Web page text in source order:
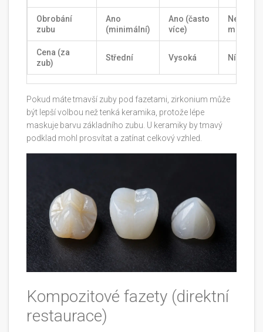
Obrobání
zubu
Ano
(minimální)
Ano (často
více)
Nebo
Cena (za
zub)
Střední Vysoká Nízká
Pokud máte tmavší zuby pod fazetami, zirkonium může
být lepší volbou než tenká keramika, protože lépe
maskuje barvu základního zubu. U keramiky by tmavý
podklad mohl prosvítat a zatínat celkový vzhled.
Kompozitové fazety (direktní
restaurace)